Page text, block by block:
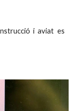
i aviat es